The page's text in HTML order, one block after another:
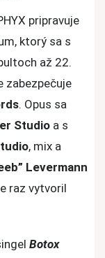
videoklip
od
ASPHYX
pripravuje
ktorý sa s
až 22.
zabezpečuje
. Opus sa
Studio a s
, mix a
Levermann
raz vytvoril
Botox